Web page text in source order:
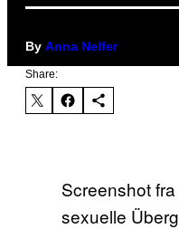
By Anna Nelfer
Share:
Screenshot
sexuelle